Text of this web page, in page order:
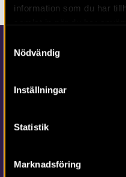
information som du har
Nödvändig
Inställningar
Statistik
Marknadsföring